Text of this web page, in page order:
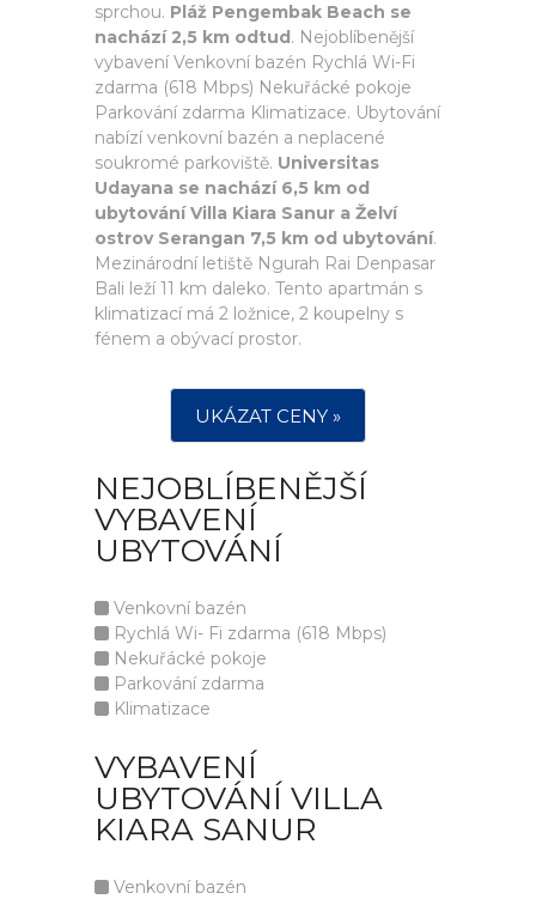
sprchou. Pláž Pengembak Beach se
nachází 2,5 km odtud. Nejoblíbenější
vybavení Venkovní bazén Rychlá Wi-Fi
zdarma (618 Mbps) Nekuřácké pokoje
Parkování zdarma Klimatizace. Ubytování
nabízí venkovní bazén a neplacené
soukromé parkoviště. Universitas
Udayana se nachází 6,5 km od
ubytování Villa Kiara Sanur a Želví
ostrov Serangan 7,5 km od ubytování.
Mezinárodní letiště Ngurah Rai Denpasar
Bali leží 11 km daleko. Tento apartmán s
klimatizací má 2 ložnice, 2 koupelny s
fénem a obývací prostor.
UKÁZAT CENY »
NEJOBLÍBENĚJŠÍ
VYBAVENÍ
UBYTOVÁNÍ
Venkovní bazén
Rychlá Wi- Fi zdarma (618 Mbps)
Nekuřácké pokoje
Parkování zdarma
Klimatizace
VYBAVENÍ
UBYTOVÁNÍ VILLA
KIARA SANUR
Venkovní bazén